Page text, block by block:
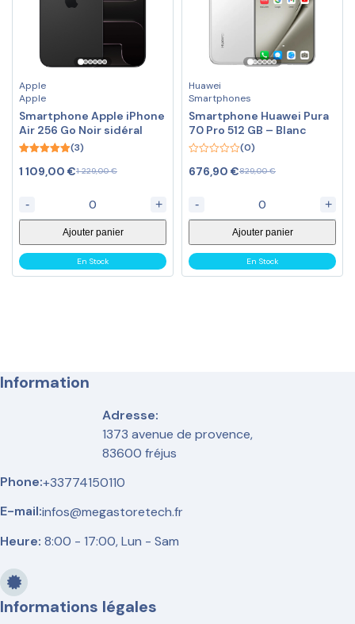
Apple
Apple
Smartphone Apple iPhone
Air 256 Go Noir sidéral
out of 5
(3)
1 229,00€
Le
initial
était :
1
229,00 €.
1 109,00 €
Le
actuel
est :
1
109,00 €.
- +
Ajouter panier
En Stock
Huawei
Smartphones
Smartphone Huawei Pura
70 Pro 512 GB – Blanc
out
(0)
829,00€
Le
initial
était :
829,00 €.
676,90 €
Le
actuel
est :
676,90 €.
- +
Ajouter panier
En Stock
Information
Adresse:
1373 avenue de provence,
83600 fréjus
Phone:+33774150110
E-mail:infos@megastoretech.fr
Heure: 8:00 - 17:00, Lun - Sam
Informations légales